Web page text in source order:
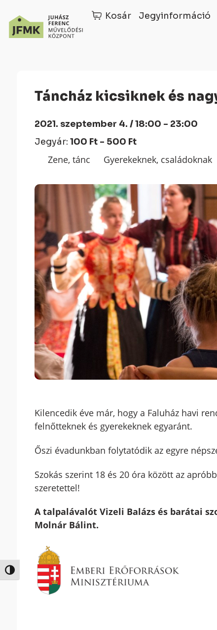
Nagy kontraszt váltása
Kosár Jegyinformáció
Táncház kicsiknek és
2021. szeptember 4. / 18:00 - 23:00
Jegyár: 100 Ft - 500 Ft
Zene, tánc Gyerekeknek, családoknak
Kilencedik éve már, hogy a Faluház havi
felnőtteknek és gyerekeknek egyaránt.
Őszi évadunkban folytatódik az egyre
Szokás szerint 18 és 20 óra között az
szeretettel!
A talpalávalót Vizeli Balázs és barátai
Molnár Bálint.